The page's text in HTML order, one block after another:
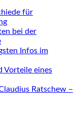
für
bei der
Infos im
Vorteile eines
Ratschew –